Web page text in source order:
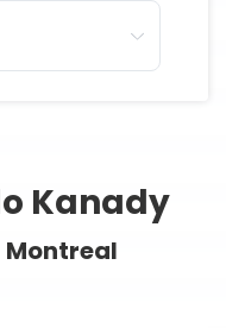
Kanady
Montreal